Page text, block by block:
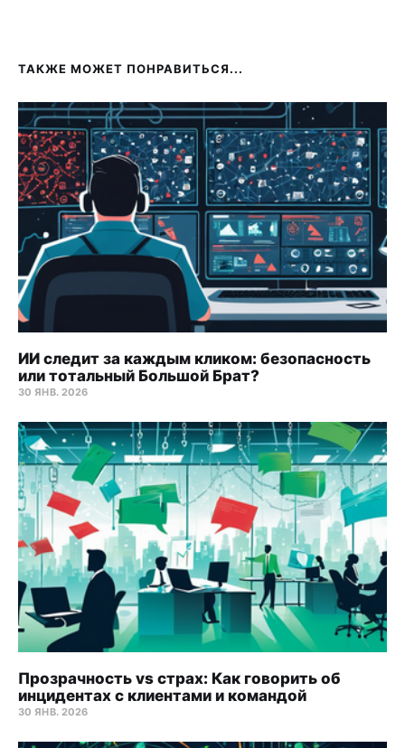
ТАКЖЕ МОЖЕТ ПОНРАВИТЬСЯ...
ИИ следит за каждым кликом: безопасность
или тотальный Большой Брат?
30 ЯНВ. 2026
Прозрачность vs страх: Как говорить об
инцидентах с клиентами и командой
30 ЯНВ. 2026